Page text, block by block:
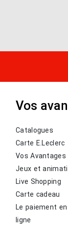
Vos
Catalogues
Carte E.Leclerc
Vos Avantages
Jeux et
Live Shopping
Carte cadeau
Le paiement
ligne